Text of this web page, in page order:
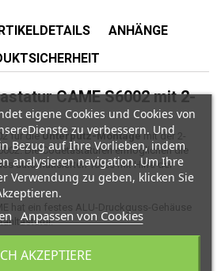
ANHÄNGE
CAME S6002 mit 2-
für dieUnterputz-Montage mit der 2-
Die Codetastaturen ermöglichen die
automatisierten Tores mit Hilfe der
hat ein festes ALU-Druckguss-Gehäuse
befindet sich in der Regel im
Drähte mit der Tastatur im
eigene Cookies und Cookies von
zu verbessern. Und
Bezug auf Ihre Vorlieben, indem
analysieren navigation. Um Ihre
Verwendung zu geben, klicken Sie
Anpassen von Cookies
AKZEPTIERE